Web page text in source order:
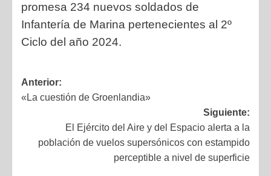
promesa 234 nuevos soldados de
Infantería de Marina pertenecientes al 2º
Ciclo del año 2024.
Anterior:
«La cuestión de Groenlandia»
Siguiente:
El Ejército del Aire y del Espacio alerta a la
población de vuelos supersónicos con estampido
perceptible a nivel de superficie